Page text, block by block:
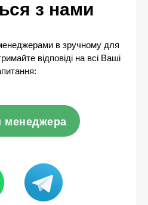
з нами
в зручному для
відповіді на всі Ваші
менеджера